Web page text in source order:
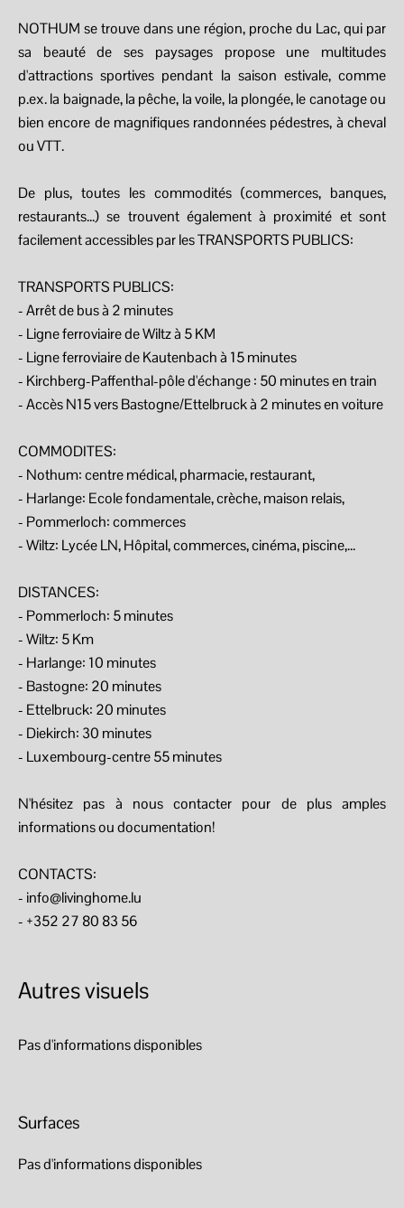
NOTHUM se trouve dans une région, proche du Lac, qui par
sa beauté de ses paysages propose une multitudes
d'attractions sportives pendant la saison estivale, comme
p.ex. la baignade, la pêche, la voile, la plongée, le canotage ou
bien encore de magnifiques randonnées pédestres, à cheval
ou VTT.
De plus, toutes les commodités (commerces, banques,
restaurants...) se trouvent également à proximité et sont
facilement accessibles par les TRANSPORTS PUBLICS:
TRANSPORTS PUBLICS:
- Arrêt de bus à 2 minutes
- Ligne ferroviaire de Wiltz à 5 KM
- Ligne ferroviaire de Kautenbach à 15 minutes
- Kirchberg-Paffenthal-pôle d'échange : 50 minutes en train
- Accès N15 vers Bastogne/Ettelbruck à 2 minutes en voiture
COMMODITES:
- Nothum: centre médical, pharmacie, restaurant,
- Harlange: Ecole fondamentale, crèche, maison relais,
- Pommerloch: commerces
- Wiltz: Lycée LN, Hôpital, commerces, cinéma, piscine,...
DISTANCES:
- Pommerloch: 5 minutes
- Wiltz: 5 Km
- Harlange: 10 minutes
- Bastogne: 20 minutes
- Ettelbruck: 20 minutes
- Diekirch: 30 minutes
- Luxembourg-centre 55 minutes
N'hésitez pas à nous contacter pour de plus amples
informations ou documentation!
CONTACTS:
- info@livinghome.lu
- +352 27 80 83 56
Autres visuels
Pas d'informations disponibles
Surfaces
Pas d'informations disponibles